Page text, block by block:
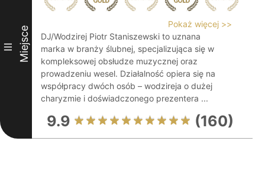
III Miejsce
Pokaż więcej >>
DJ/Wodzirej Piotr Staniszewski to uznana
marka w branży ślubnej, specjalizująca się w
kompleksowej obsłudze muzycznej oraz
prowadzeniu wesel. Działalność opiera się na
współpracy dwóch osób – wodzireja o dużej
charyzmie i doświadczonego prezentera ...
9.9 (160)